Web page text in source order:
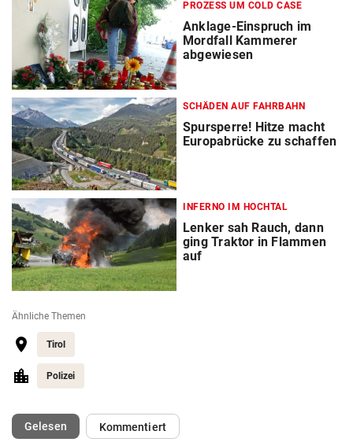
PROZESS UM COLD CASE
Anklage-Einspruch im
Mordfall Kammerer
abgewiesen
SCHÄDEN AUF FAHRBAHN
Spursperre! Hitze macht
Europabrücke zu schaffen
INFERNO IM HOCHTAL
Lenker sah Rauch, dann
ging Traktor in Flammen
auf
Ähnliche Themen
Tirol
Polizei
Gelesen(ausgewählt)Kommentiert